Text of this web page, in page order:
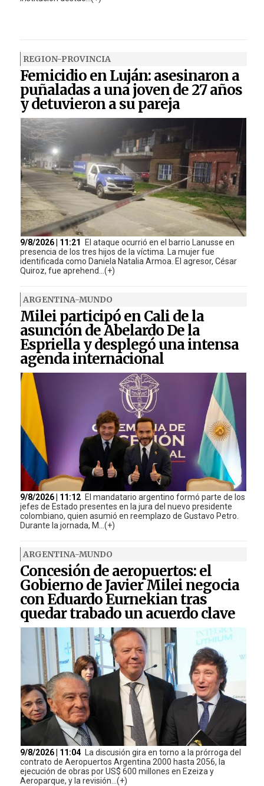
REGION-PROVINCIA
Femicidio en Luján: asesinaron a
puñaladas a una joven de 27 años
y detuvieron a su pareja
9/8/2026 | 11:21
El ataque ocurrió en el barrio Lanusse en
presencia de los tres hijos de la víctima. La mujer fue
identificada como Daniela Natalia Armoa. El agresor, César
Quiroz, fue aprehend...(+)
ARGENTINA-MUNDO
Milei participó en Cali de la
asunción de Abelardo De la
Espriella y desplegó una intensa
agenda internacional
9/8/2026 | 11:12 El mandatario argentino formó parte de los
jefes de Estado presentes en la jura del nuevo presidente
colombiano, quien asumió en reemplazo de Gustavo Petro.
Durante la jornada, M...(+)
ARGENTINA-MUNDO
Concesión de aeropuertos: el
Gobierno de Javier Milei negocia
con Eduardo Eurnekian tras
quedar trabado un acuerdo clave
9/8/2026 | 11:04
La discusión gira en torno a la prórroga del
contrato de Aeropuertos Argentina 2000 hasta 2056, la
ejecución de obras por US$ 600 millones en Ezeiza y
Aeroparque, y la revisión...(+)